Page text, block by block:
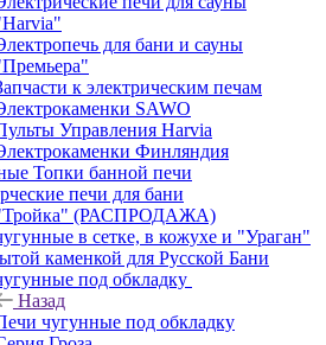
для бани и сауны
к электрическим печам
SAWO
Управления Harvia
Финляндия
Топки банной печи
печи для бани
(РАСПРОДАЖА)
в сетке, в кожухе и "Ураган"
каменкой для Русской Бани
под обкладку
Назад
чугунные под обкладку